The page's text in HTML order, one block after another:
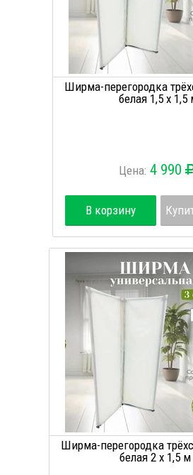
Ширма-перегородка
белая 1,5 х 1,5
Цена: 4 990
В корзину
Ширма-перегородка
белая 2 х 1,5 м